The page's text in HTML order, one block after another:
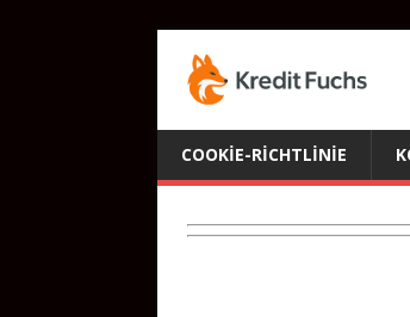
COOKIE-RICHTLINIE